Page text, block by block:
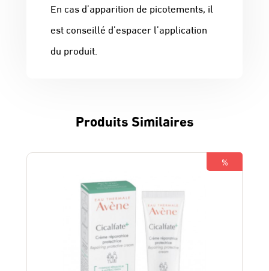
En cas d’apparition de picotements, il
est conseillé d’espacer l’application
du produit.
Produits Similaires
%